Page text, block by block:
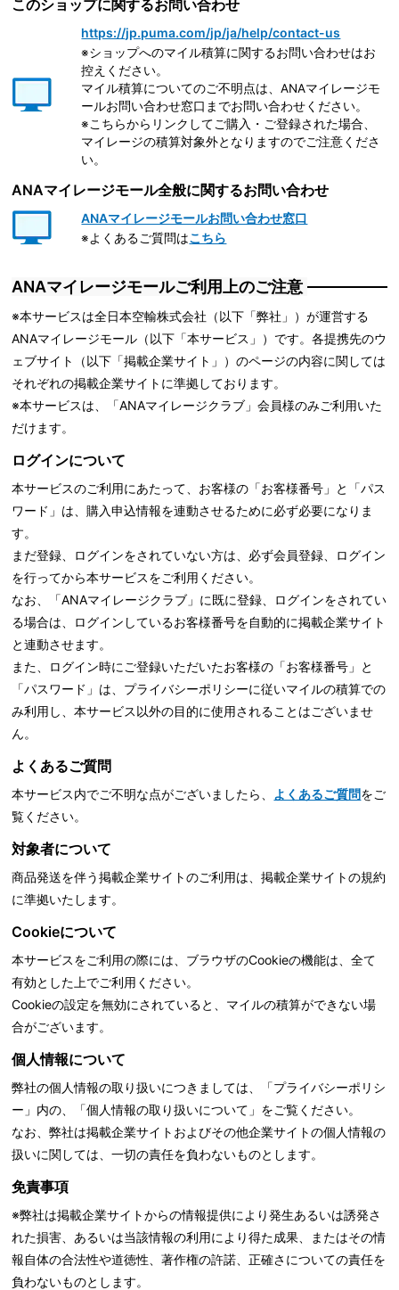
このショップに関するお問い合わせ
https://jp.puma.com/jp/ja/help/contact-us
※ショップへのマイル積算に関するお問い合わせはお
控えください。
マイル積算についてのご不明点は、ANAマイレージモ
ールお問い合わせ窓口までお問い合わせください。
※こちらからリンクしてご購入・ご登録された場合、
マイレージの積算対象外となりますのでご注意くださ
い。
ANAマイレージモール全般に関するお問い合わせ
ANAマイレージモールお問い合わせ窓口
※よくあるご質問はこちら
ANAマイレージモールご利用上のご注意
※本サービスは全日本空輸株式会社（以下「弊社」）が運営する
ANAマイレージモール（以下「本サービス」）です。各提携先のウ
ェブサイト（以下「掲載企業サイト」）のページの内容に関しては
それぞれの掲載企業サイトに準拠しております。
※本サービスは、「ANAマイレージクラブ」会員様のみご利用いた
だけます。
ログインについて
本サービスのご利用にあたって、お客様の「お客様番号」と「パス
ワード」は、購入申込情報を連動させるために必ず必要になりま
す。
まだ登録、ログインをされていない方は、必ず会員登録、ログイン
を行ってから本サービスをご利用ください。
なお、「ANAマイレージクラブ」に既に登録、ログインをされてい
る場合は、ログインしているお客様番号を自動的に掲載企業サイト
と連動させます。
また、ログイン時にご登録いただいたお客様の「お客様番号」と
「パスワード」は、 プライバシーポリシーに従いマイルの積算での
み利用し、本サービス以外の目的に使用されることはございませ
ん。
よくあるご質問
本サービス内でご不明な点がございましたら、 よくあるご質問をご
覧ください。
対象者について
商品発送を伴う掲載企業サイトのご利用は、掲載企業サイトの規約
に準拠いたします。
Cookieについて
本サービスをご利用の際には、ブラウザのCookieの機能は、全て
有効とした上でご利用ください。
Cookieの設定を無効にされていると、マイルの積算ができない場
合がございます。
個人情報について
弊社の個人情報の取り扱いにつきましては、「プライバシーポリシ
ー」内の、「個人情報の取り扱いについて」をご覧ください。
なお、弊社は掲載企業サイトおよびその他企業サイトの個人情報の
扱いに関しては、一切の責任を負わないものとします。
免責事項
※弊社は掲載企業サイトからの情報提供により発生あるいは誘発さ
れた損害、あるいは当該情報の利用により得た成果、またはその情
報自体の合法性や道徳性、著作権の許諾、正確さについての責任を
負わないものとします。